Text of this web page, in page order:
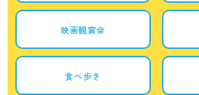
映画観賞会
食べ歩き